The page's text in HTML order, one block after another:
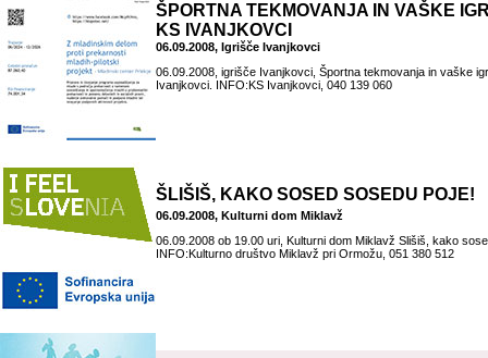
ŠPORTNA TEKMOVANJA IN VAŠKE
KS IVANJKOVCI
06.09.2008, Igrišče Ivanjkovci
06.09.2008, igrišče Ivanjkovci, Športna tekmovanja in vaške
Ivanjkovci. INFO:KS Ivanjkovci, 040 139 060
ŠLIŠIŠ, KAKO SOSED SOSEDU POJE!
06.09.2008, Kulturni dom Miklavž
06.09.2008 ob 19.00 uri, Kulturni dom Miklavž Slišiš, kako
INFO:Kulturno društvo Miklavž pri Ormožu, 051 380 512